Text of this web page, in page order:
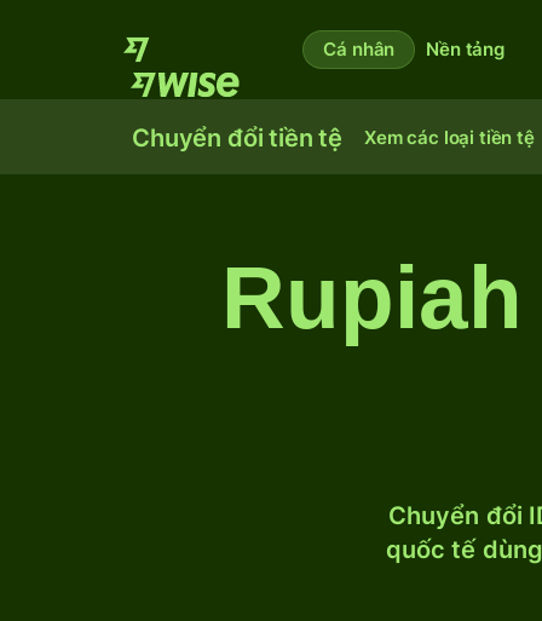
Cá nhân Nền tảng
Chuyển đổi tiền tệ Xem các loại tiền tệ
Chuyển đổi
quốc tế